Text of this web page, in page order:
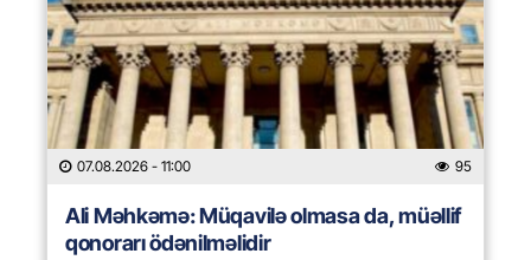
07.08.2026 - 11:00 95
Ali Məhkəmə: Müqavilə olmasa da, müəllif
qonorarı ödənilməlidir